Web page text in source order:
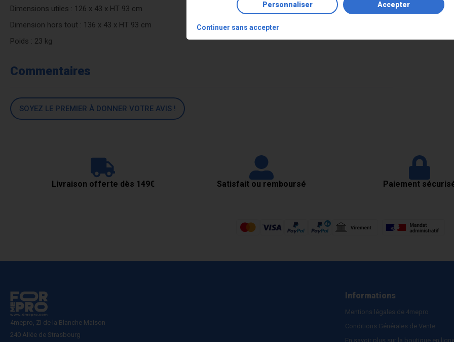
Dimensions utiles : 126 x 43 x HT 93 cm
Dimension hors tout : 136 x 43 x HT 93 cm
Poids : 23 kg
Commentaires
SOYEZ LE PREMIER À DONNER VOTRE AVIS !
Livraison offerte dès 149€ Satisfait ou remboursé Paiement
4mepro, ZI de la Blanche Maison
240 Allée de Strasbourg
Informations
Mentions légales de 4mepro
Conditions Générales de Vente
En savoir plus sur la boutique en
Personnaliser Accepter
Continuer sans accepter